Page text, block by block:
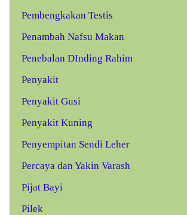
Pembengkakan Testis
Penambah Nafsu Makan
Penebalan DInding Rahim
Penyakit
Penyakit Gusi
Penyakit Kuning
Penyempitan Sendi Leher
Percaya dan Yakin Varash
Pijat Bayi
Pilek